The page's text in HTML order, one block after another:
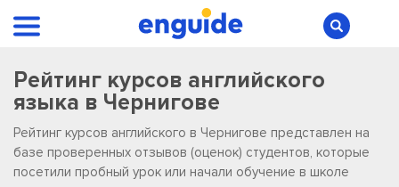
Рейтинг курсов английского
языка в Чернигове
Рейтинг курсов английского в Чернигове представлен на
базе проверенных отзывов (оценок) студентов, которые
посетили пробный урок или начали обучение в школе